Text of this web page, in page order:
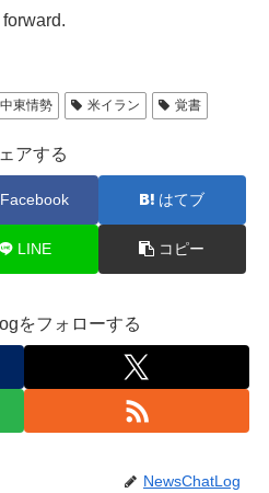
中東情勢 米イラン 覚書
アする
Facebook はてブ
LINE コピー
をフォローする
NewsChatLog